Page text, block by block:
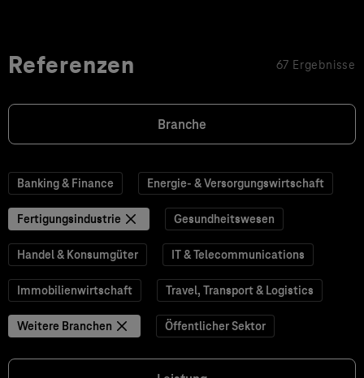
Referenzen 67 Ergebnisse
Branche
Banking & Finance Energie- & Versorgungswirtschaft
Fertigungsindustrie Gesundheitswesen
Handel & Konsumgüter IT & Telecommunications
Immobilienwirtschaft Travel, Transport & Logistics
Weitere Branchen Öffentlicher Sektor